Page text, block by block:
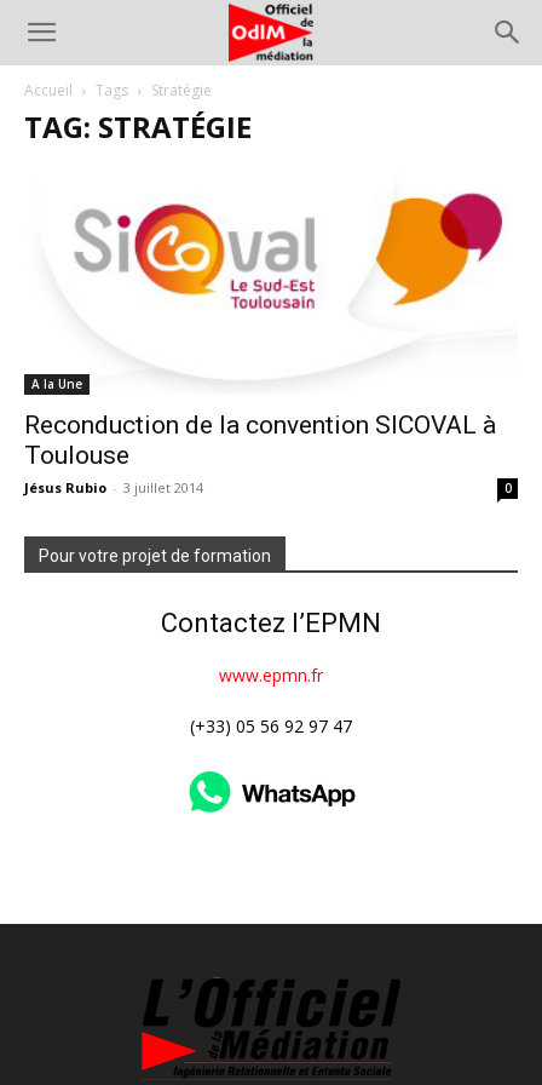
Accueil Tags Stratégie
TAG: STRATÉGIE
A la Une
Reconduction de la convention SICOVAL à
Toulouse
Jésus Rubio - 3 juillet 2014 0
Pour votre projet de formation
Contactez l’EPMN
www.epmn.fr
(+33) 05 56 92 97 47